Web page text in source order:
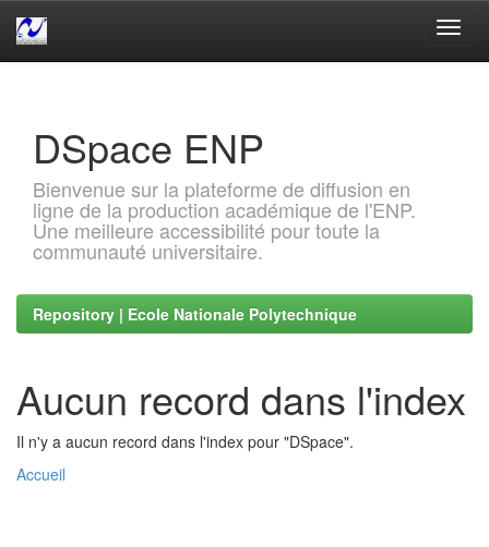
DSpace ENP
Bienvenue sur la plateforme de diffusion en
ligne de la production académique de l'ENP.
Une meilleure accessibilité pour toute la
communauté universitaire.
Repository | Ecole Nationale Polytechnique
Aucun record dans l'index
Il n'y a aucun record dans l'index pour "DSpace".
Accueil